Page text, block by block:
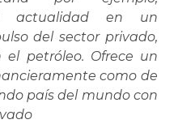
actualidad en un
del sector privado,
petróleo. Ofrece un
como de
país del mundo con